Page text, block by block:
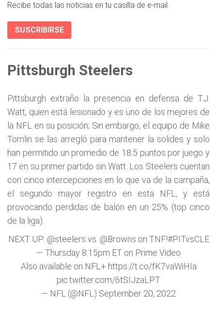
Recibe todas las noticias en tu casilla de e-mail.
SUSCRIBIRSE
Pittsburgh Steelers
Pittsburgh extraño la presencia en defensa de T.J.
Watt, quien está lesionado y es uno de los mejores de
la NFL en su posición; Sin embargo, el equipo de Mike
Tomlin se las arregló para mantener la solides y solo
han permitido un promedio de 18.5 puntos por juego y
17 en su primer partido sin Watt. Los Steelers cuentan
con cinco intercepciones en lo que va de la campaña,
el segundo mayor registro en esta NFL, y está
provocando perdidas de balón en un 25% (top cinco
de la liga).
NEXT UP: @steelers vs. @Browns on TNF!#PITvsCLE
— Thursday 8:15pm ET on Prime Video
Also available on NFL+ https://t.co/fK7vaWiHIa
pic.twitter.com/6tSIJzaLPT
— NFL (@NFL) September 20, 2022